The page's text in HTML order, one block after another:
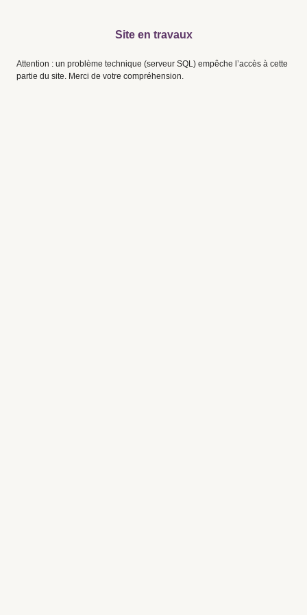
Site en travaux
Attention : un problème technique (serveur SQL) empêche l’accès à cette
partie du site. Merci de votre compréhension.